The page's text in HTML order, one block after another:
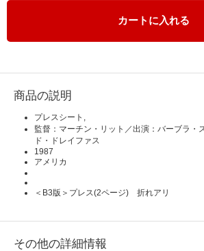
カートに入れる
商品の説明
プレスシート,
監督：マーチン・リット／出演：バーブラ・
ド・ドレイファス
1987
アメリカ
＜B3版＞プレス(2ページ) 折れアリ
その他の詳細情報